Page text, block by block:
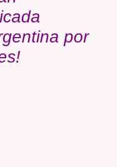
por